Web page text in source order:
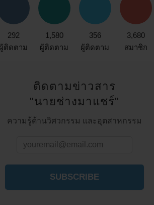
292
ติดตาม
1,580
ผู้ติดตาม
356
ผู้ติดตาม
3,680
สมาชิก
ติดตามข่าวสาร
"นายช่างมาแชร์"
ความรู้ด้านวิศวกรรม และอุตสาหกรรม
SUBSCRIBE